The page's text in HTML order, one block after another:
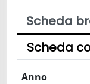
Scheda
Scheda
Anno